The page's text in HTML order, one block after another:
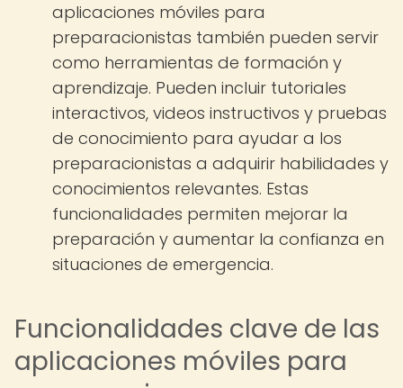
aplicaciones móviles para
preparacionistas también pueden servir
como herramientas de formación y
aprendizaje. Pueden incluir tutoriales
interactivos, videos instructivos y pruebas
de conocimiento para ayudar a los
preparacionistas a adquirir habilidades y
conocimientos relevantes. Estas
funcionalidades permiten mejorar la
preparación y aumentar la confianza en
situaciones de emergencia.
Funcionalidades clave de las
aplicaciones móviles para